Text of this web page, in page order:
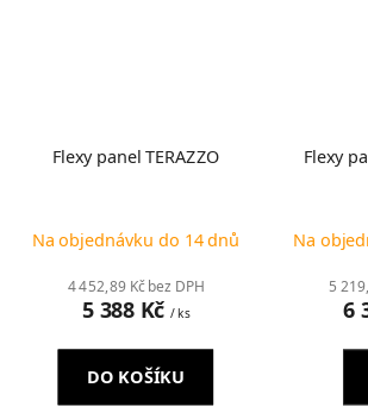
Flexy panel TERAZZO
Na objednávku do 14 dnů
4 452,89 Kč bez DPH
5 388 Kč / ks
DO KOŠÍKU
Flexy
Na
5
6